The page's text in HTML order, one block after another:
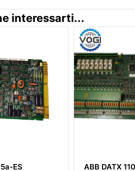
interessarti...
ES ABB DATX 110